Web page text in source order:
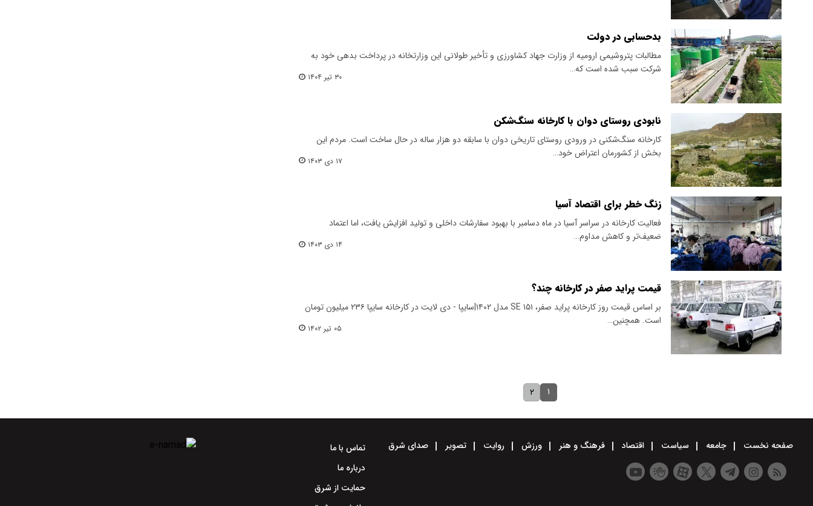
بدحسابی در دولت
مطالبات پتروشیمی ارومیه از وزارت جهاد کشاورزی و تأخیر طولانی این وزارتخانه در پرداخت بدهی خود به
شرکت سبب شده است که…
۳۰ تیر ۱۴۰۴
نابودی روستای دوان با کارخانه سنگ‌شکن
کارخانه سنگ‌شکنی در ورودی روستای تاریخی دوان با سابقه دو هزار ساله در حال ساخت است. مردم این
بخش از کشورمان اعتراض خود…
۱۷ دی ۱۴۰۳
زنگ خطر برای اقتصاد آسیا
فعالیت کارخانه در سراسر آسیا در ماه دسامبر با بهبود سفارشات داخلی و تولید افزایش یافت، اما اعتماد
ضعیف‌تر و کاهش مداوم…
۱۴ دی ۱۴۰۳
قیمت پراید صفر در کارخانه چند؟
بر اساس قیمت روز کارخانه پراید صفر، ۱۵۱ SE مدل ۱۴۰۲|سایپا - دی لایت در کارخانه سایپا ۲۳۶ میلیون تومان
است. همچنین…
۰۵ تیر ۱۴۰۲
۱ ۲
صفحه نخست جامعه سیاست اقتصاد فرهنگ و هنر ورزش روایت تصویر صدای شرق
تماس با ما
درباره ما
حمایت از شرق